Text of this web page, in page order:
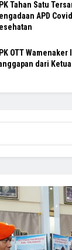
Tahan Satu
APD
OTT
dari